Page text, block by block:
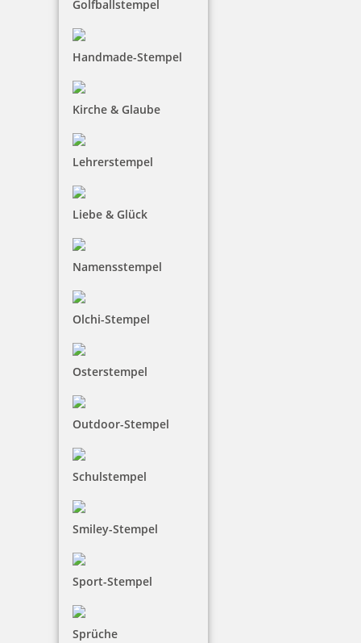
Golfballstempel
Handmade-Stempel
Kirche & Glaube
Lehrerstempel
Liebe & Glück
Namensstempel
Olchi-Stempel
Osterstempel
Outdoor-Stempel
Schulstempel
Smiley-Stempel
Sport-Stempel
Sprüche